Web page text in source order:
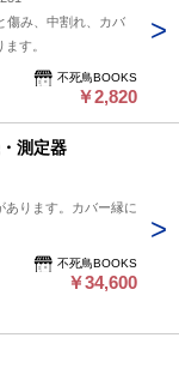
傷み、中割れ、カバ
す。
不死鳥BOOKS
￥2,820
測定器
あります。カバー縁に
不死鳥BOOKS
￥34,600